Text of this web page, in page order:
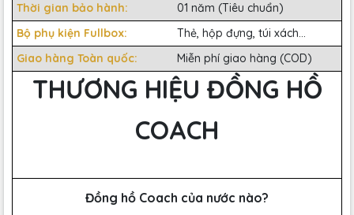
Thời gian bảo hành:
01 năm (Tiêu chuẩn)
Bộ phụ kiện Fullbox:
Thẻ, hộp đựng, túi xách...
Giao hàng Toàn quốc:
Miễn phí giao hàng (COD)
THƯƠNG HIỆU ĐỒNG HỒ
COACH
Đồng hồ Coach của nước nào?